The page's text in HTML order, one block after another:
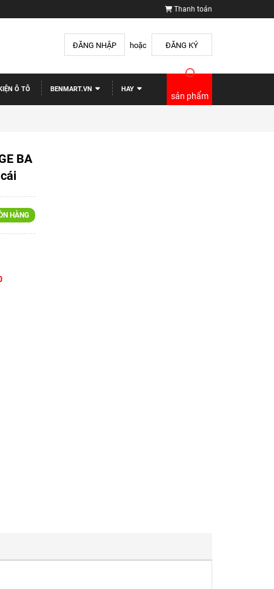
Thanh toán
ĐĂNG NHẬP hoặc ĐĂNG KÝ
Ô TÔ BENMART.VN HAY
sản phẩm
BA
HÀNG